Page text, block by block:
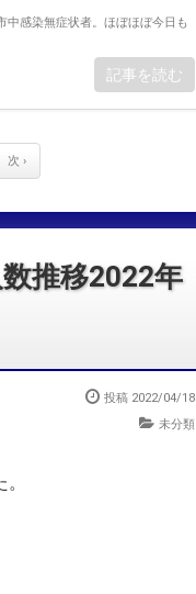
中感染無症状者。ほぼほぼ今日も
記事を読む
次 ›
推移2022年
投稿 2022/04/18
未分類